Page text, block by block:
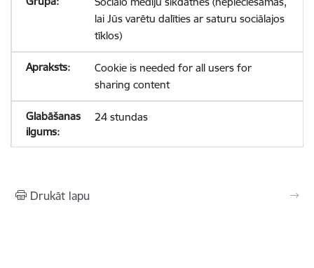
lai Jūs varētu dalīties ar saturu sociālajos
tīklos)
Cookie is needed for all users for
sharing content
24 stundas
Drukāt lapu